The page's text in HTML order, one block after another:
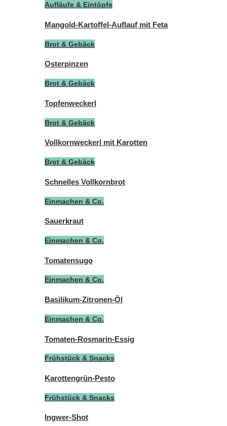
Aufläufe & Eintöpfe
Mangold-Kartoffel-Auflauf mit Feta
Brot & Gebäck
Osterpinzen
Brot & Gebäck
Topfenweckerl
Brot & Gebäck
Vollkornweckerl mit Karotten
Brot & Gebäck
Schnelles Vollkornbrot
Einmachen & Co.
Sauerkraut
Einmachen & Co.
Tomatensugo
Einmachen & Co.
Basilikum-Zitronen-Öl
Einmachen & Co.
Tomaten-Rosmarin-Essig
Frühstück & Snacks
Karottengrün-Pesto
Frühstück & Snacks
Ingwer-Shot